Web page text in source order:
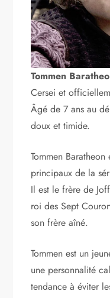
Tommen
Cersei et
Âgé de 7 ans au
doux et timide.
Tommen Baratheon
principaux de la
Il est le frère de
roi des Sept
son frère aîné.
Tommen est un
une personnalité
tendance à éviter